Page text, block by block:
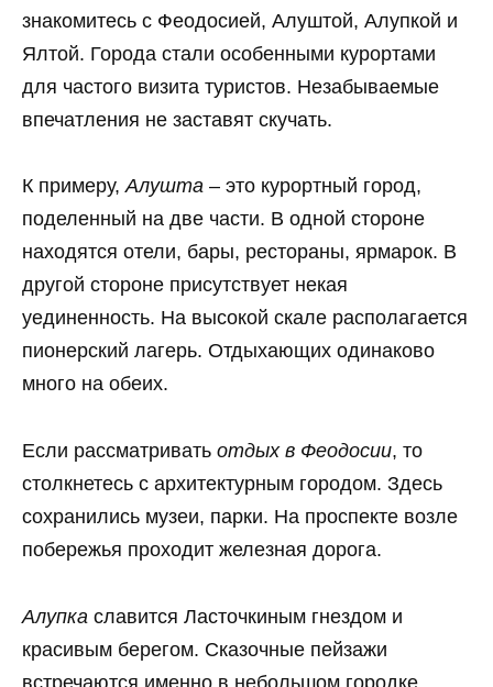
знакомитесь с Феодосией, Алуштой, Алупкой и
Ялтой. Города стали особенными курортами
для частого визита туристов. Незабываемые
впечатления не заставят скучать.
К примеру,Алушта – это курортный город,
поделенный на две части. В одной стороне
находятся отели, бары, рестораны, ярмарок. В
другой стороне присутствует некая
уединенность. На высокой скале располагается
пионерский лагерь. Отдыхающих одинаково
много на обеих.
Если рассматривать отдых в Феодосии, то
столкнетесь с архитектурным городом. Здесь
сохранились музеи, парки. На проспекте возле
побережья проходит железная дорога.
Алупка славится Ласточкиным гнездом и
красивым берегом. Сказочные пейзажи
встречаются именно в небольшом городке.